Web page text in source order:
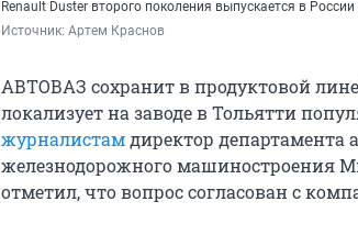
Renault Duster второго поколения выпускается в России
Источник: Артем Краснов
АВТОВАЗ сохранит в продуктовой
локализует на заводе в Тольятти
журналистамдиректор
железнодорожного машиностроения
отметил, что вопрос согласован с